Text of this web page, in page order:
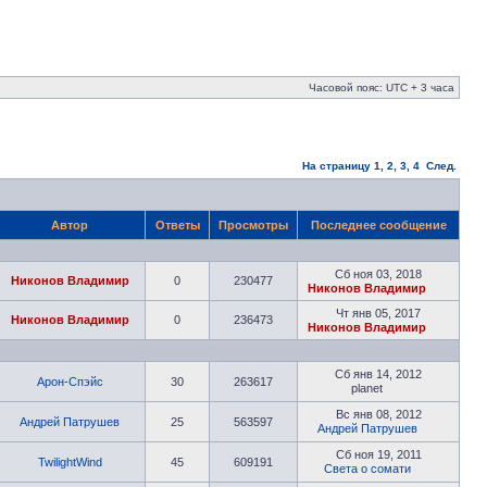
Часовой пояс: UTC + 3 часа
На страницу 1 2 3 4 След.
Автор Ответы Просмотры Последнее сообщение
Никонов Владимир 0 230477
Сб ноя 03, 2018
Никонов Владимир
Никонов Владимир 0 236473
Чт янв 05, 2017
Никонов Владимир
Арон-Спэйс 30 263617
Сб янв 14, 2012
planet
Андрей Патрушев 25 563597
Вс янв 08, 2012
Андрей Патрушев
TwilightWind 45 609191
Сб ноя 19, 2011
Света о сомати